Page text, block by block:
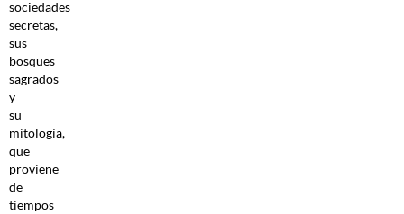
sociedades
secretas,
sus
bosques
sagrados
y
su
mitología,
que
proviene
de
tiempos